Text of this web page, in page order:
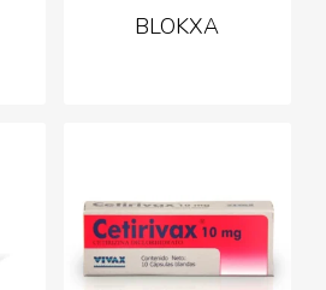
BLOKXA